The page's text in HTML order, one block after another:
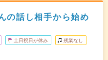
話し相手から始め
土日祝日が休み 残業なし